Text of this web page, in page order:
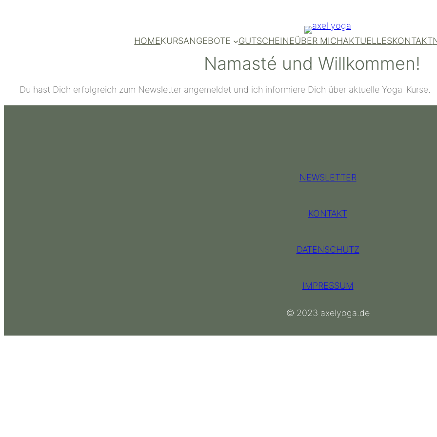
HOMEKURSANGEBOTE GUTSCHEINEÜBER MICHAKTUELLESKONTAKT
Namasté und Willkommen!
Du hast Dich erfolgreich zum Newsletter angemeldet und ich informiere Dich über aktuelle Yoga-Kurse.
NEWSLETTER
KONTAKT
DATENSCHUTZ
IMPRESSUM
© 2023 axelyoga.de